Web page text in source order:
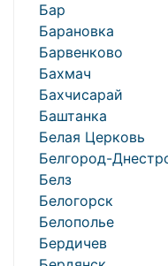
Бар
Барановка
Барвенково
Бахмач
Бахчисарай
Баштанка
Белая Церковь
Белгород-
Белз
Белогорск
Белополье
Бердичев